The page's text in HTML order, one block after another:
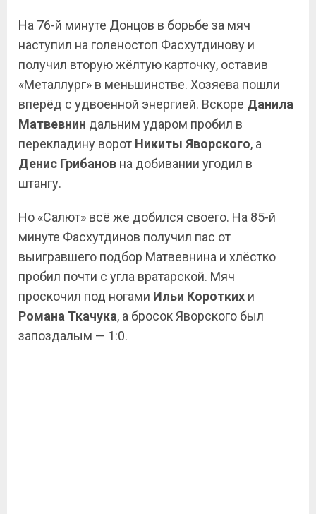
На 76-й минуте Донцов в борьбе за мяч
наступил на голеностоп Фасхутдинову и
получил вторую жёлтую карточку, оставив
«Металлург» в меньшинстве. Хозяева пошли
вперёд с удвоенной энергией. Вскоре Данила
Матвевнин дальним ударом пробил в
перекладину ворот Никиты Яворского, а
Денис Грибанов на добивании угодил в
штангу.
Но «Салют» всё же добился своего. На 85-й
минуте Фасхутдинов получил пас от
выигравшего подбор Матвевнина и хлёстко
пробил почти с угла вратарской. Мяч
проскочил под ногами Ильи Коротких и
Романа Ткачука, а бросок Яворского был
запоздалым — 1:0.